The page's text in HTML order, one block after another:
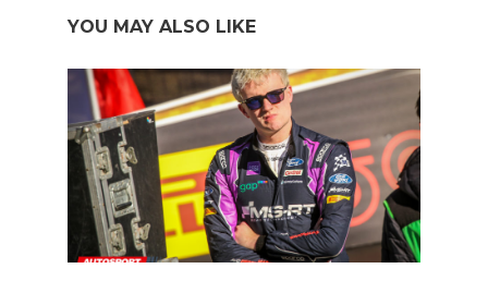
YOU MAY ALSO LIKE